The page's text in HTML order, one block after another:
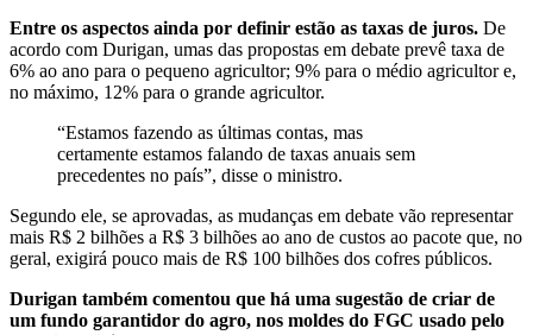
Entre os aspectos ainda por definir estão as taxas de juros. De
acordo com Durigan, umas das propostas em debate prevê taxa de
6% ao ano para o pequeno agricultor; 9% para o médio agricultor e,
no máximo, 12% para o grande agricultor.
“Estamos fazendo as últimas contas, mas
certamente estamos falando de taxas anuais sem
precedentes no país”, disse o ministro.
Segundo ele, se aprovadas, as mudanças em debate vão representar
mais R$ 2 bilhões a R$ 3 bilhões ao ano de custos ao pacote que, no
geral, exigirá pouco mais de R$ 100 bilhões dos cofres públicos.
Durigan também comentou que há uma sugestão de criar de
um fundo garantidor do agro, nos moldes do FGC usado pelo